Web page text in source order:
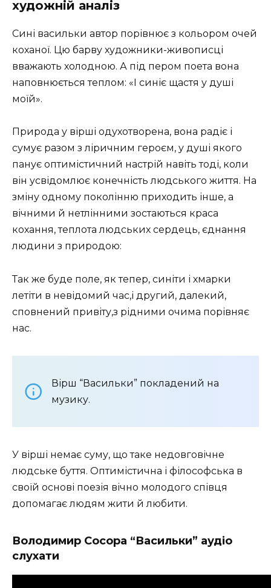
художній аналіз
Сині васильки автор порівнює з кольором очей
коханої. Цю барву художники-живописці
вважають холодною. А під пером поета вона
наповнюється теплом: «І синіє щастя у душі
моїй».
Природа у вірші одухотворена, вона радіє і
сумує разом з ліричним героєм, у душі якого
панує оптимістичний настрій навіть тоді, коли
він усвідомлює конечність людського життя. На
зміну одному поколінню приходить інше, а
вічними й нетлінними зостаються краса
кохання, теплота людських сердець, єднання
людини з природою:
Так же буде поле, як тепер, синіти і хмарки
летіти в невідомий час,і другий, далекий,
сповнений привіту,з рідними очима порівняє
нас.
Вірш “Васильки” покладений на
музику.
У вірші немає суму, що таке недовговічне
людське буття. Оптимістична і філософська в
своїй основі поезія вічно молодого співця
допомагає людям жити й любити.
Володимир Сосора “Васильки” аудіо
слухати